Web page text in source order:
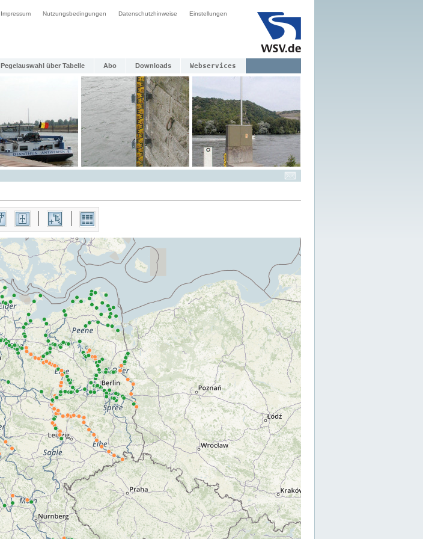
Impressum Nutzungsbedingungen Datenschutzhinweise Einstellungen
Pegelauswahl über Tabelle Abo Downloads Webservices